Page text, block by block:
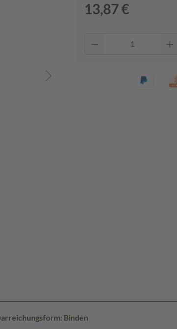
13,87 €
Binden